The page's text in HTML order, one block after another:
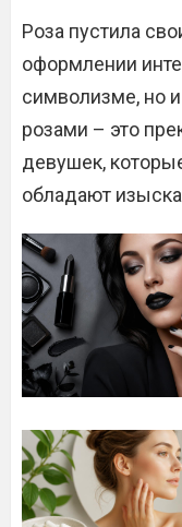
Роза пустила
оформлении
символизме, но
розами – это
девушек,
обладают